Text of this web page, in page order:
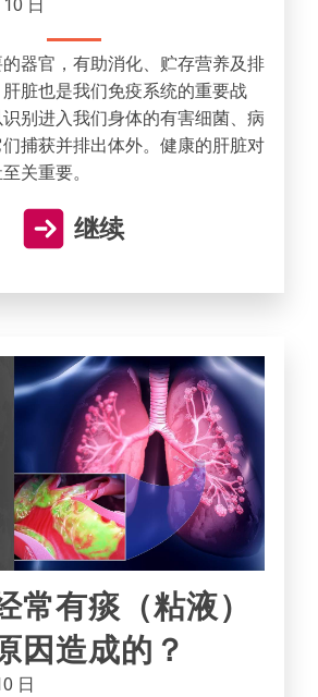
器官，有助消化、贮存营养及排
脏也是我们免疫系统的重要战
别进入我们身体的有害细菌、病
捕获并排出体外。健康的肝脏对
关重要。
继续
常有痰（粘液）
因造成的？
日